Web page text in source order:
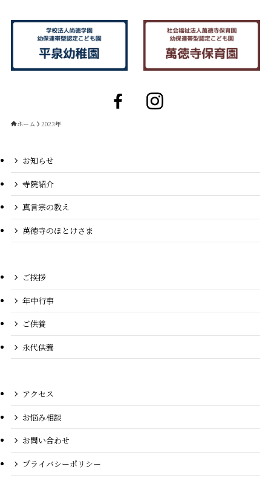
ホーム 2023年
お知らせ
寺院紹介
真言宗の教え
萬徳寺のほとけさま
ご挨拶
年中行事
ご供養
永代供養
アクセス
お悩み相談
お問い合わせ
プライバシーポリシー